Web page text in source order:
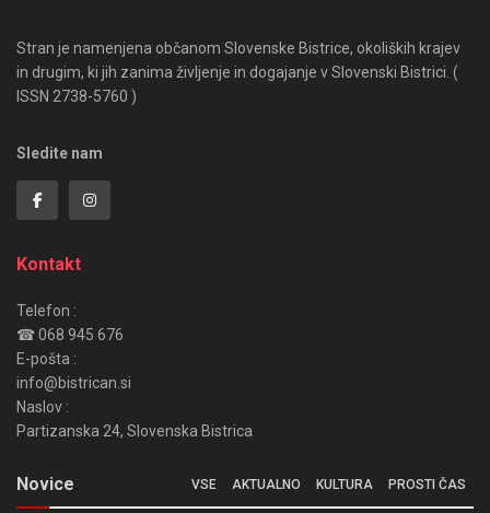
Stran je namenjena občanom Slovenske Bistrice, okoliških krajev
in drugim, ki jih zanima življenje in dogajanje v Slovenski Bistrici. (
ISSN 2738-5760 )
Sledite nam
Kontakt
Telefon :
☎ 068 945 676
E-pošta :
info@bistrican.si
Naslov :
Partizanska 24, Slovenska Bistrica
Novice VSE AKTUALNO KULTURA PROSTI ČAS